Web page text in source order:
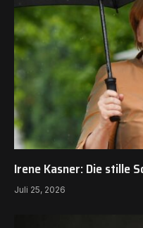
Irene Kasner: Die stille
Juli 25, 2026